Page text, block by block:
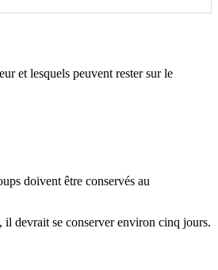
et lesquels peuvent rester sur le
doivent être conservés au
il devrait se conserver environ cinq jours.